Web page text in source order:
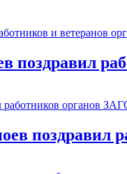
поздравил